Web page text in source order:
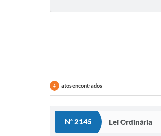
4 atos encontrados
Nº 2145 Lei Ordinária